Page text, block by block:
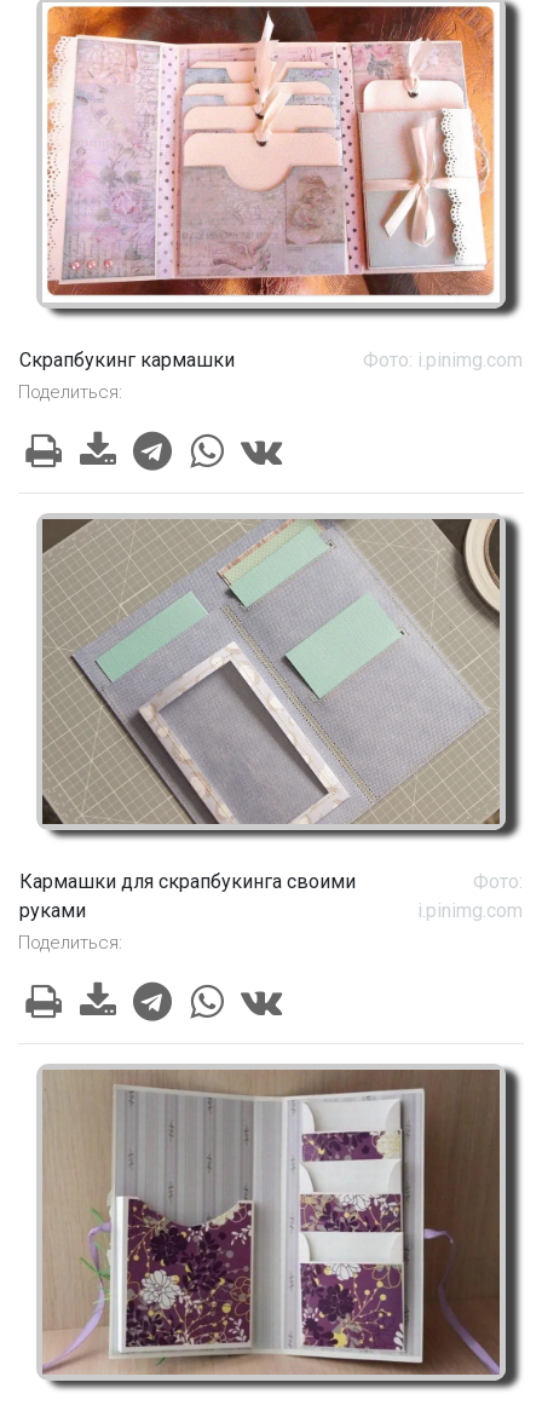
Скрапбукинг кармашки Фото: i.pinimg.com
Поделиться:
Кармашки для скрапбукинга своими
руками
Фото:
i.pinimg.com
Поделиться: